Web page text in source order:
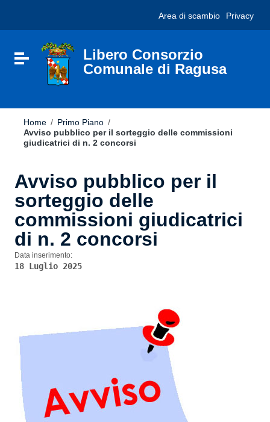
sito
include
Vai al footer
Area di scambio Privacy
Attiva / disattiva la navigazione
Libero Consorzio
Comunale di Ragusa
Home / Primo Piano /
Avviso pubblico per il sorteggio delle commissioni
giudicatrici di n. 2 concorsi
Avviso pubblico per il
sorteggio delle
commissioni giudicatrici
di n. 2 concorsi
Data inserimento:
18 Luglio 2025